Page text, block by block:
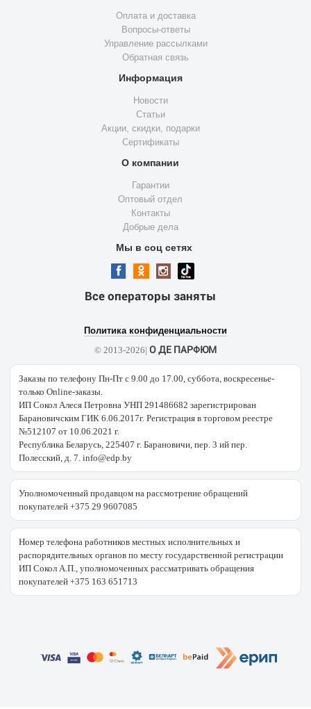
Оплата и доставка
Вопросы-ответы
Управление рассылками
Обратная связь
Информация
Новости
Статьи
Акции, скидки, подарки
Сертификаты
О компании
Гарантии
Оптовый отдел
Контакты
Добрые дела
Мы в соц сетях
Все операторы заняты
Политика конфиденциальности
© 2013-2026| О ДЕ ПАРФЮМ
Заказы по телефону Пн-Пт с 9.00 до 17.00, суббота, воскресенье-
только Online-заказы.
ИП Сокол Алеся Петровна УНП 291486682 зарегистрирован
Барановичским ГИК 6.06.2017г. Регистрация в торговом реестре
№512107 от 10.06.2021 г.
Республика Беларусь, 225407 г. Барановичи, пер. 3 ий пер.
Полесский, д. 7. info@edp.by
Уполномоченный продавцом на рассмотрение обращений
покупателей +375 29 9607085
Номер телефона работников местных исполнительных и
распорядительных органов по месту государственной регистрации
ИП Сокол А.П., уполномоченных рассматривать обращения
покупателей +375 163 651713